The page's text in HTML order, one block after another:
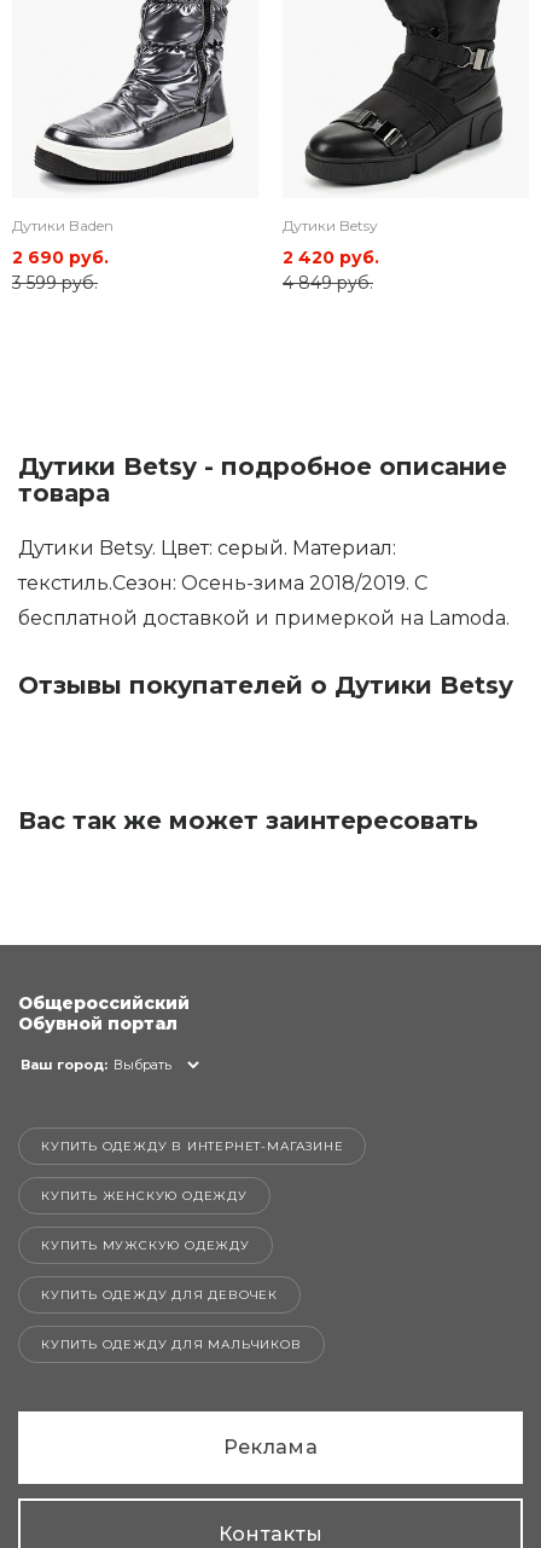
Дутики Baden
2 690 руб.
3 599 руб.
Дутики Betsy
2 420 руб.
4 849 руб.
Дутики Betsy - подробное описание
товара
Дутики Betsy. Цвет: серый. Материал:
текстиль.Сезон: Осень-зима 2018/2019. С
бесплатной доставкой и примеркой на Lamoda.
Отзывы покупателей о Дутики Betsy
Вас так же может заинтересовать
Общероссийский
Обувной портал
Ваш город: Выбрать
КУПИТЬ ОДЕЖДУ В ИНТЕРНЕТ-МАГАЗИНЕ
КУПИТЬ ЖЕНСКУЮ ОДЕЖДУ
КУПИТЬ МУЖСКУЮ ОДЕЖДУ
КУПИТЬ ОДЕЖДУ ДЛЯ ДЕВОЧЕК
КУПИТЬ ОДЕЖДУ ДЛЯ МАЛЬЧИКОВ
Реклама
Контакты